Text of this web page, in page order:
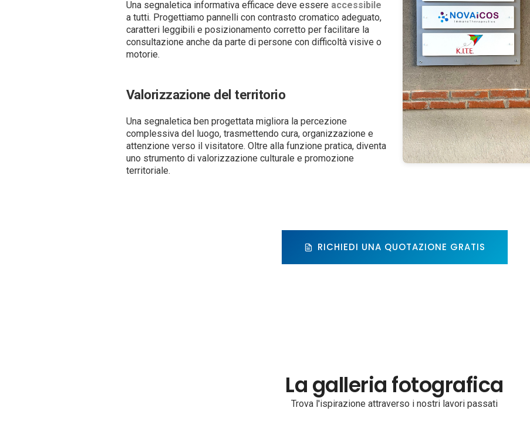
Una segnaletica informativa efficace deve essere accessibile
a tutti. Progettiamo pannelli con contrasto cromatico adeguato,
caratteri leggibili e posizionamento corretto per facilitare la
consultazione anche da parte di persone con difficoltà visive o
motorie.
Valorizzazione del territorio
Una segnaletica ben progettata migliora la percezione
complessiva del luogo, trasmettendo cura, organizzazione e
attenzione verso il visitatore. Oltre alla funzione pratica, diventa
uno strumento di valorizzazione culturale e promozione
territoriale.
RICHIEDI UNA QUOTAZIONE GRATIS
La galleria fotografica
Trova l'ispirazione attraverso i nostri lavori passati